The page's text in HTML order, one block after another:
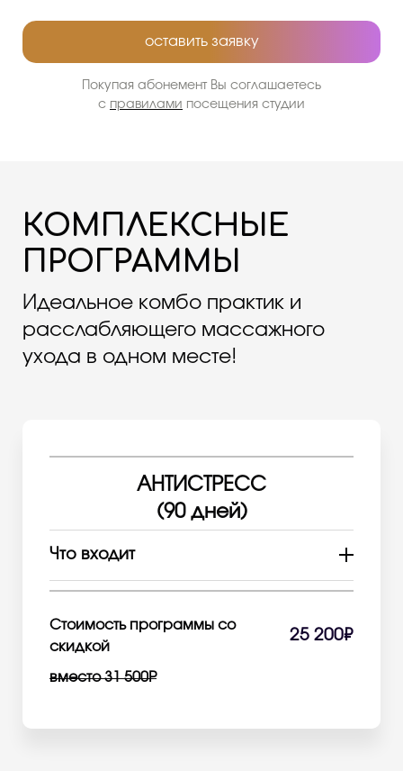
оставить заявку
Покупая абонемент Вы соглашаетесь
с правилами посещения студии
КОМПЛЕКСНЫЕ
ПРОГРАММЫ
Идеальное комбо практик и
расслабляющего массажного
ухода в одном месте!
АНТИСТРЕСС
(90 дней)
Что входит
18 групповых занятий йогой и
1 персональная тренировка на выбор
5 сеансов расслабляющего спа
Активация в течение 90 дней
Стоимость программы со
скидкой
25 200₽
вместо 31 500Р